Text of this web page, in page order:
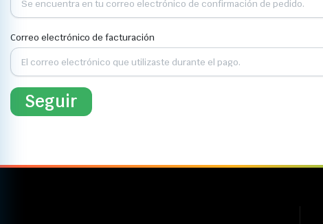
Correo electrónico de facturación
Seguir